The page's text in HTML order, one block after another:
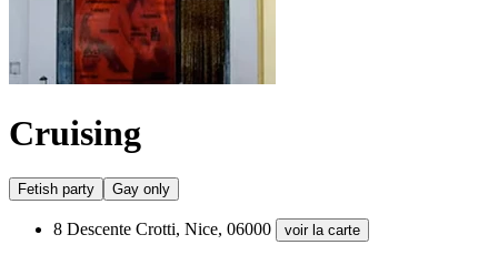
Cruising
Fetish party Gay only
8 Descente Crotti, Nice, 06000 voir la carte